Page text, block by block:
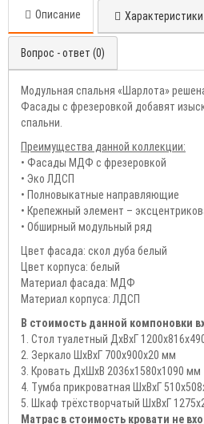
Описание Характеристики
Вопрос - ответ (0)
Модульная спальня «Шарлота»
Фасады с фрезеровкой добавят
спальни.
Преимущества данной коллекции:
• Фасады МДФ с фрезеровкой
• Эко ЛДСП
• Полновыкатные направляющие
• Крепежный элемент –
• Обширный модульный ряд
Цвет фасада: скол дуба белый
Цвет корпуса: белый
Материал фасада: МДФ
Материал корпуса: ЛДСП
В стоимость данной компоновки
1. Стол туалетный ДхВхГ
2. Зеркало ШхВхГ 700х900х20 мм
3. Кровать ДхШхВ 2036х1580х1090 мм
4. Тумба прикроватная ШхВхГ
5. Шкаф трёхстворчатый ШхВхГ
Матрас в стоимость кровати не